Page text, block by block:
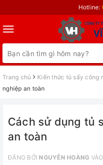
Hotline:
Toggle
navigation
Trang chủ Kiến thức tủ sấy công
nghiệp an toàn
Cách sử dụng tủ
an toàn
ĐĂNG BỞI NGUYỄN HOÀNG